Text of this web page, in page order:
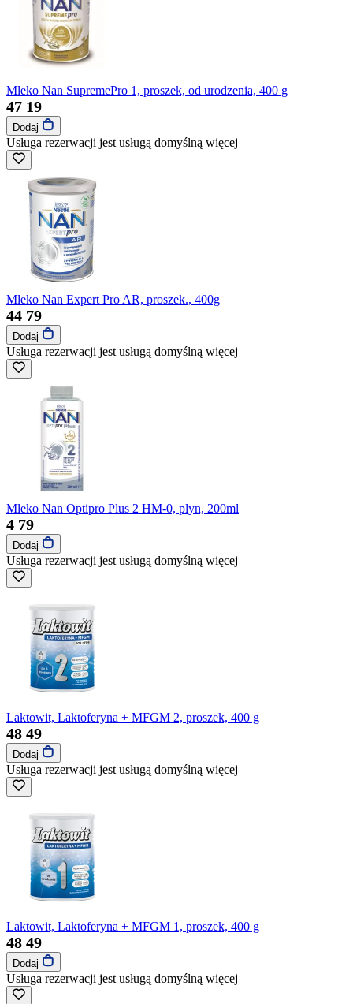
Mleko Nan SupremePro 1, proszek, od urodzenia, 400 g
47 19
Dodaj
Usługa rezerwacji jest usługą domyślną więcej
Mleko Nan Expert Pro AR, proszek., 400g
44 79
Dodaj
Usługa rezerwacji jest usługą domyślną więcej
Mleko Nan Optipro Plus 2 HM-0, plyn, 200ml
4 79
Dodaj
Usługa rezerwacji jest usługą domyślną więcej
Laktowit, Laktoferyna + MFGM 2, proszek, 400 g
48 49
Dodaj
Usługa rezerwacji jest usługą domyślną więcej
Laktowit, Laktoferyna + MFGM 1, proszek, 400 g
48 49
Dodaj
Usługa rezerwacji jest usługą domyślną więcej